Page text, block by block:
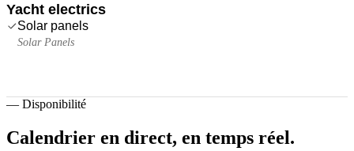
Yacht electrics
Solar panels
Solar Panels
— Disponibilité
Calendrier en direct, en temps réel.